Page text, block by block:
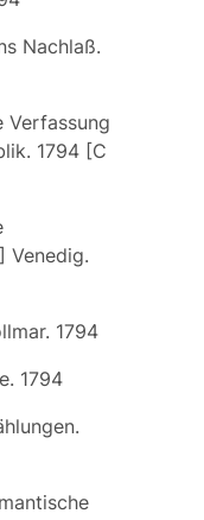
Nachlaß.
Verfassung
1794 [C
Venedig.
1794
1794